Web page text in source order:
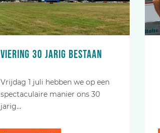
Viering 30 jarig bestaan
Vrijdag 1 juli hebben we op een
spectaculaire manier ons 30
jarig…